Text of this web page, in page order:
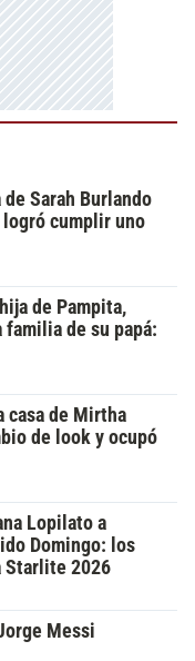
Sarah Burlando
cumplir uno
de Pampita,
de su papá:
casa de Mirtha
de look y ocupó
Lopilato a
Domingo: los
Starlite 2026
Messi